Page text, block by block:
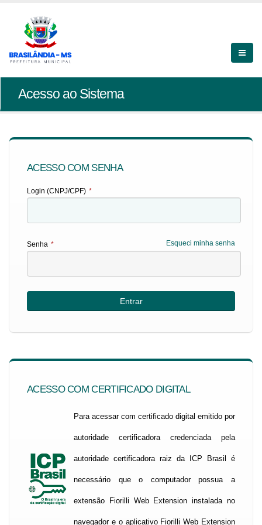
Acesso ao Sistema
ACESSO COM SENHA
Login (CNPJ/CPF) *
Esqueci minha senha
Senha *
ACESSO COM CERTIFICADO DIGITAL
Para acessar com certificado digital emitido por
autoridade certificadora credenciada pela
autoridade certificadora raiz da ICP Brasil é
necessário que o computador possua a
extensão Fiorilli Web Extension instalada no
navegador e o aplicativo Fiorilli Web Extension